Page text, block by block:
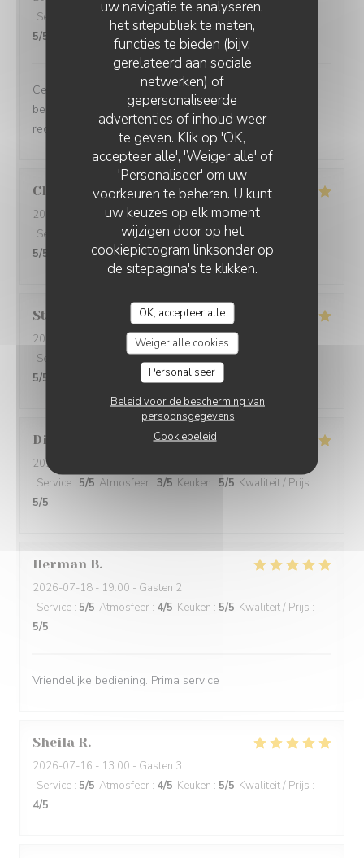
uw navigatie te analyseren,
het sitepubliek te meten,
functies te bieden (bijv.
gerelateerd aan sociale
netwerken) of
gepersonaliseerde
advertenties of inhoud weer
te geven. Klik op 'OK,
accepteer alle', 'Weiger alle' of
'Personaliseer' om uw
voorkeuren te beheren. U kunt
uw keuzes op elk moment
wijzigen door op het
cookiepictogram linksonder op
de sitepagina's te klikken.
OK, accepteer alle
Weiger alle cookies
Personaliseer
Beleid voor de bescherming van
persoonsgegevens
Cookiebeleid
Service
Atmosfeer: /5 Keuken 5 Kwaliteit / Prijs
5/5
Ce fût un très bon moment. Des mets succulents et une
belle présentation, avec une belle générosité. Je
recommande.
Claude
2026-07-19
- 12:15 - Gasten 2
Service
Atmosfeer:4/5 Keuken:5 /5 Kwaliteit / Prijs
5/5
Stéphane
2026-07-21
- 12:15 - Gasten 2
Service
Atmosfeer:5/5 Keuken:5/5
5/5
Didier
2026-07-17
Service : 5/5 Atmosfeer : 3/5 Keuken : 5/5 Kwaliteit / Prijs :
5/5
Herman B
2026-07-18 - 19:00 - Gasten 2
Service : 5/5 Atmosfeer : 4/5 Keuken : 5/5 Kwaliteit / Prijs :
5/5
Vriendelijke bediening. Prima service
Sheila R
2026-07-16 - 13:00 - Gasten 3
Service : 5/5 Atmosfeer : 4/5 Keuken : 5/5 Kwaliteit / Prijs :
4/5